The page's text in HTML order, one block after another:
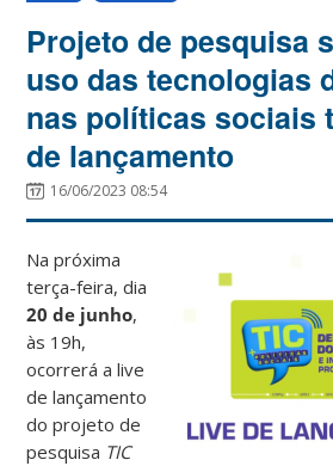
Projeto de pesquisa
uso das tecnologias
nas políticas sociais
de lançamento
16/06/2023 08:54
Na próxima
terça-feira, dia
20 de junho,
às 19h,
ocorrerá a live
de lançamento
do projeto de
pesquisa TIC